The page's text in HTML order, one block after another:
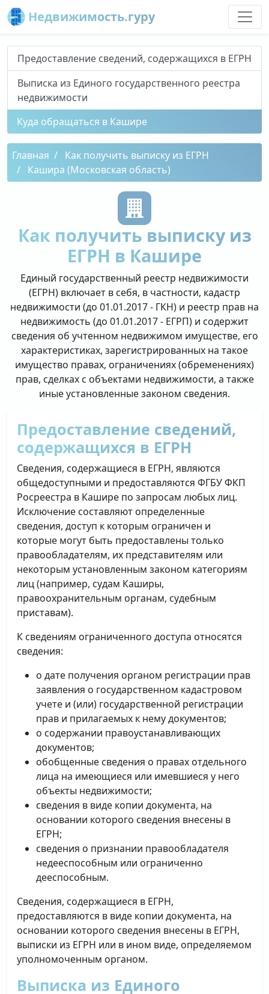
Недвижимость.гуру
Предоставление сведений, содержащихся в ЕГРН
Выписка из Единого государственного реестра
недвижимости
Куда обращаться в Кашире
Главная
Как получить выписку из ЕГРН
Кашира (Московская область)
Как получить выписку из
ЕГРН в Кашире
Единый государственный реестр недвижимости
(ЕГРН) включает в себя, в частности, кадастр
недвижимости (до 01.01.2017 - ГКН) и реестр прав на
недвижимость (до 01.01.2017 - ЕГРП) и содержит
сведения об учтенном недвижимом имуществе, его
характеристиках, зарегистрированных на такое
имущество правах, ограничениях (обременениях)
прав, сделках с объектами недвижимости, а также
иные установленные законом сведения.
Предоставление сведений,
содержащихся в ЕГРН
Сведения, содержащиеся в ЕГРН, являются
общедоступными и предоставляются ФГБУ ФКП
Росреестра в Кашире по запросам любых лиц.
Исключение составляют определенные
сведения, доступ к которым ограничен и
которые могут быть предоставлены только
правообладателям, их представителям или
некоторым установленным законом категориям
лиц (например, судам Каширы,
правоохранительным органам, судебным
приставам).
К сведениям ограниченного доступа относятся
сведения:
о дате получения органом регистрации прав
заявления о государственном кадастровом
учете и (или) государственной регистрации
прав и прилагаемых к нему документов;
о содержании правоустанавливающих
документов;
обобщенные сведения о правах отдельного
лица на имеющиеся или имевшиеся у него
объекты недвижимости;
сведения в виде копии документа, на
основании которого сведения внесены в
ЕГРН;
сведения о признании правообладателя
недееспособным или ограниченно
дееспособным.
Сведения, содержащиеся в ЕГРН,
предоставляются в виде копии документа, на
основании которого сведения внесены в ЕГРН,
выписки из ЕГРН или в ином виде, определяемом
уполномоченным органом.
Выписка из Единого